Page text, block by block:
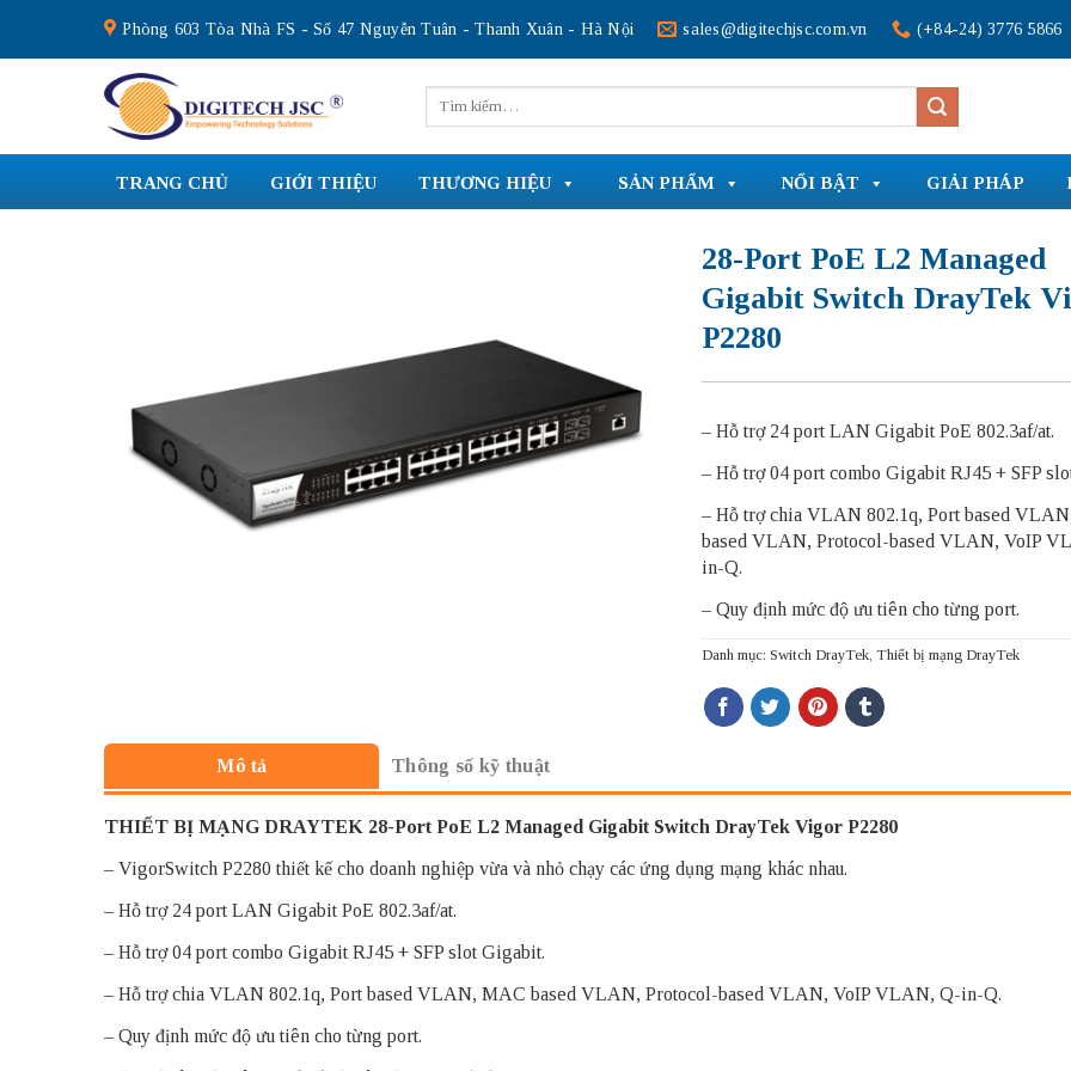
content
Phòng 603 Tòa Nhà FS - Số 47 Nguyễn Tuân - Thanh Xuân - Hà Nội sales@digitechjsc.com.vn (+84-24) 3776 5866
kiếm:
TRANG CHỦ GIỚI THIỆU THƯƠNG HIỆU SẢN PHẨM NỔI BẬT GIẢI PHÁP
28-Port PoE L2 Managed
Gigabit Switch DrayTek
P2280
– Hỗ trợ 24 port LAN Gigabit PoE 802.3af/at.
– Hỗ trợ 04 port combo Gigabit RJ45 + SFP
– Hỗ trợ chia VLAN 802.1q, Port based
based VLAN, Protocol-based VLAN, VoIP
in-Q.
– Quy định mức độ ưu tiên cho từng port.
Danh mục: Switch DrayTek, Thiết bị mạng DrayTek
Mô tả Thông số kỹ thuật
THIẾT BỊ MẠNG DRAYTEK 28-Port PoE L2 Managed Gigabit Switch DrayTek Vigor P2280
– VigorSwitch P2280 thiết kế cho doanh nghiệp vừa và nhỏ chạy các ứng dụng mạng khác nhau.
– Hỗ trợ 24 port LAN Gigabit PoE 802.3af/at.
– Hỗ trợ 04 port combo Gigabit RJ45 + SFP slot Gigabit.
– Hỗ trợ chia VLAN 802.1q, Port based VLAN, MAC based VLAN, Protocol-based VLAN, VoIP VLAN, Q-in-Q.
– Quy định mức độ ưu tiên cho từng port.